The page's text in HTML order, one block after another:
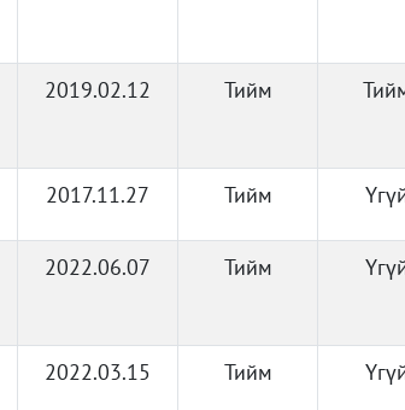
2019.02.12 Тийм
2017.11.27 Тийм
2022.06.07 Тийм
2022.03.15 Тийм